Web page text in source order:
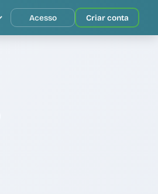
Acesso Criar conta